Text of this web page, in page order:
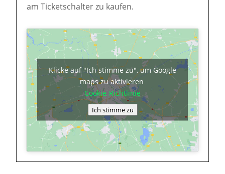
am Ticketschalter zu kaufen.
Klicke auf "Ich stimme zu", um Google
maps zu aktivieren
Cookie-Richtlinie
Ich stimme zu